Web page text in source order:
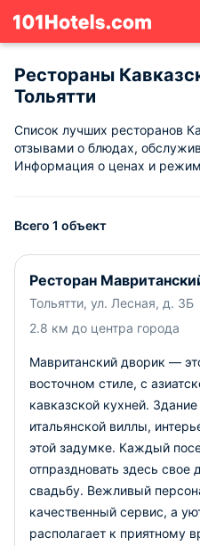
Рестораны
Тольятти
Список лучших ресторанов
отзывами о блюдах,
Информация о ценах и
Всего 1 объект
Ресторан
Тольятти, ул. Лесная, д. 3Б
2.8 км до центра города
Мавританский дворик —
восточном стиле, с
кавказской кухней.
итальянской виллы,
этой задумке. Каждый
отпраздновать здесь
свадьбу. Вежливый
качественный сервис, а
располагает к приятному